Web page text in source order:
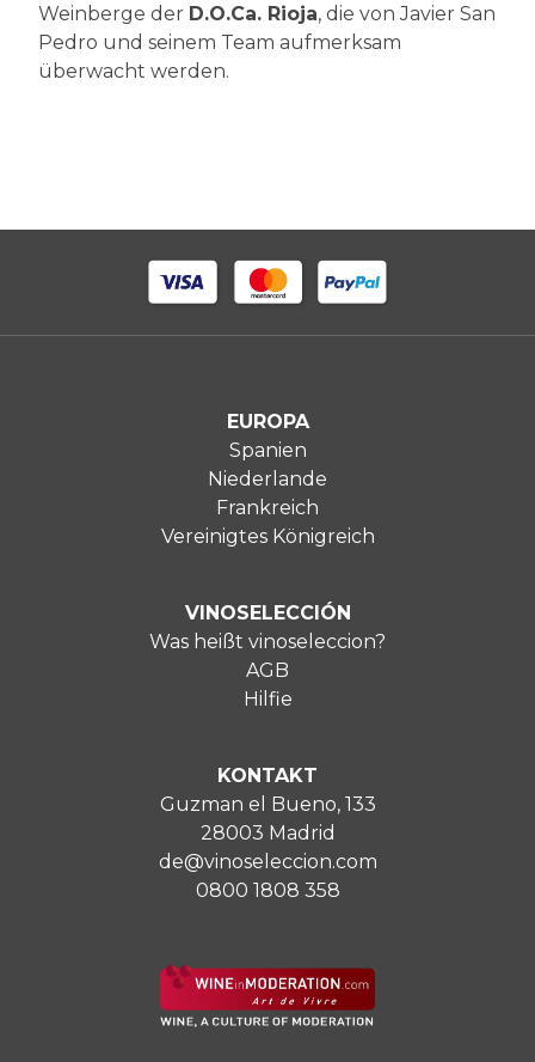
Weinberge der D.O.Ca. Rioja, die von Javier San
Pedro und seinem Team aufmerksam
überwacht werden.
EUROPA
Spanien
Niederlande
Frankreich
Vereinigtes Königreich
VINOSELECCIÓN
Was heißt vinoseleccion?
AGB
Hilfie
KONTAKT
Guzman el Bueno, 133
28003 Madrid
de@vinoseleccion.com
0800 1808 358